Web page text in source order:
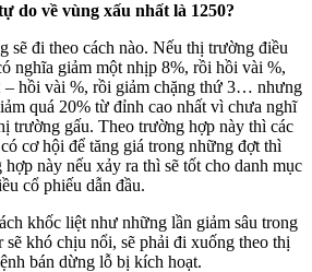
do về vùng xấu nhất là 1250?
sẽ đi theo cách nào. Nếu thị trường điều
nghĩa giảm một nhịp 8%, rồi hồi vài %,
– hồi vài %, rồi giảm chặng thứ 3… nhưng
quá 20% từ đỉnh cao nhất vì chưa nghĩ
trường gấu. Theo trường hợp này thì các
cơ hội để tăng giá trong những đợt thì
này nếu xảy ra thì sẽ tốt cho danh mục
cổ phiếu dẫn đầu.
khốc liệt như những lần giảm sâu trong
sẽ khó chịu nổi, sẽ phải đi xuống theo thị
bán dừng lỗ bị kích hoạt.